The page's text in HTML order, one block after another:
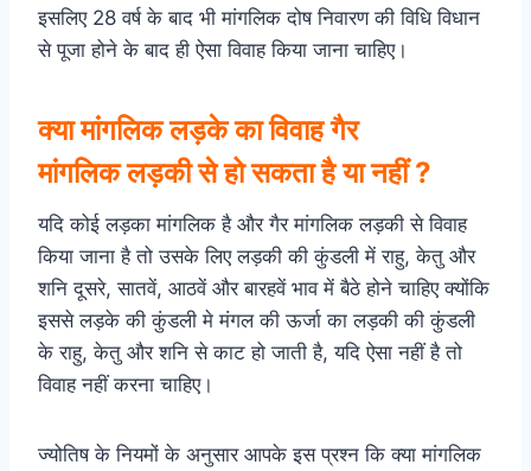
इसलिए 28 वर्ष के बाद भी मांगलिक दोष निवारण की विधि विधान
से पूजा होने के बाद ही ऐसा विवाह किया जाना चाहिए।
क्या मांगलिकलड़केका विवाह गैर
मांगलिकलड़की सेहो सकता है या नहीं ?
यदि कोई लड़का मांगलिक है और गैर मांगलिक लड़की से विवाह
किया जाना है तो उसके लिए लड़की की कुंडली में राहु, केतु और
शनि दूसरे, सातवें, आठवें और बारहवें भाव में बैठे होने चाहिए क्योंकि
इससे लड़के की कुंडली मे मंगल की ऊर्जा का लड़की की कुंडली
के राहु, केतु और शनि से काट हो जाती है, यदि ऐसा नहीं है तो
विवाह नहीं करना चाहिए।
ज्‍योतिष के नियमों के अनुसार आपके इस प्रश्न कि क्या मांगलिक